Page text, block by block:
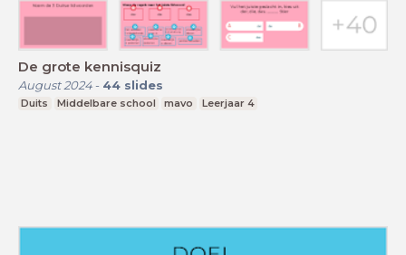
De grote kennisquiz
August 2024- 44 slides
Duits Middelbare school mavo Leerjaar 4